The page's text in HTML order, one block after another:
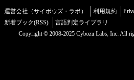
運営会社（サイボウズ・ラボ） 利用規約
新着ブック(RSS)
言語判定ライブラリ
Copyright © 2008-2025 Cybozu Labs, Inc. All